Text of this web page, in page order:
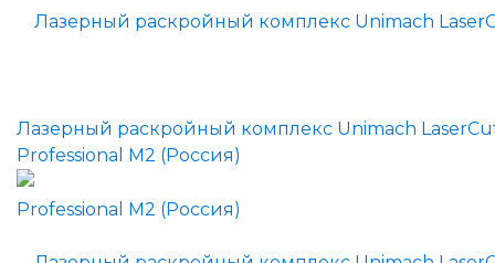
Лазерный раскройный комплекс Unimach
Professional M2 (Россия)